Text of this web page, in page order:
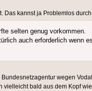
Das kannst ja Problemlos
selten genug vorkommen.
auch erforderlich wenn
wegen
bald aus dem Kopf